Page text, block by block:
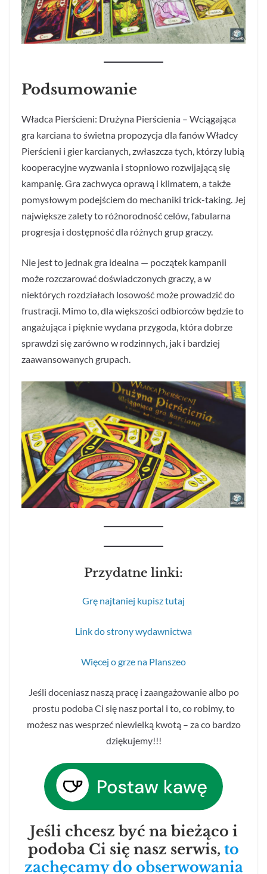
Podsumowanie
Władca Pierścieni: Drużyna Pierścienia – Wciągająca
gra karciana to świetna propozycja dla fanów Władcy
Pierścieni i gier karcianych, zwłaszcza tych, którzy lubią
kooperacyjne wyzwania i stopniowo rozwijającą się
kampanię. Gra zachwyca oprawą i klimatem, a także
pomysłowym podejściem do mechaniki trick-taking. Jej
największe zalety to różnorodność celów, fabularna
progresja i dostępność dla różnych grup graczy.
Nie jest to jednak gra idealna — początek kampanii
może rozczarować doświadczonych graczy, a w
niektórych rozdziałach losowość może prowadzić do
frustracji. Mimo to, dla większości odbiorców będzie to
angażująca i pięknie wydana przygoda, która dobrze
sprawdzi się zarówno w rodzinnych, jak i bardziej
zaawansowanych grupach.
Przydatne linki:
Grę najtaniej kupisz tutaj
Link do strony wydawnictwa
Więcej o grze na Planszeo
Jeśli doceniasz naszą pracę i zaangażowanie albo po
prostu podoba Ci się nasz portal i to, co robimy, to
możesz nas wesprzeć niewielką kwotą – za co bardzo
dziękujemy!!!
Jeśli chcesz być na bieżąco i
podoba Ci się nasz serwis, to
zachęcamy do obserwowania